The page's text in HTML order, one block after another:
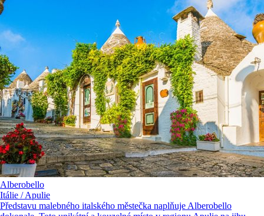
Alberobello
Itálie / Apulie
Představu malebného italského městečka naplňuje Alberobello